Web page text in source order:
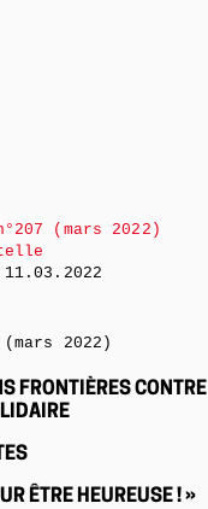
(mars 2022)
11.03.2022
2022)
FRONTIÈRES CONTRE
ÊTRE HEUREUSE ! »